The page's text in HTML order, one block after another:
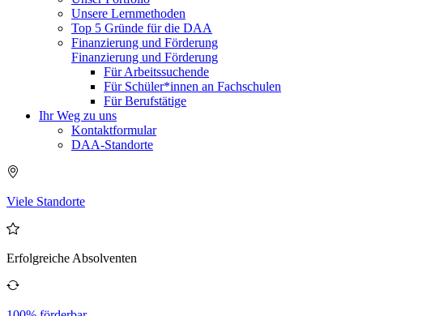
Unsere Lernmethoden
Top 5 Gründe für die DAA
Finanzierung und Förderung
Finanzierung und Förderung
Für Arbeitssuchende
Für Schüler*innen an Fachschulen
Für Berufstätige
Ihr Weg zu uns
Kontaktformular
DAA-Standorte
Viele Standorte
Erfolgreiche Absolventen